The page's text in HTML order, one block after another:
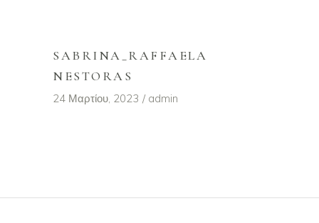
SABRINA_RAFFAELA
NESTORAS
24 Μαρτίου, 2023 admin